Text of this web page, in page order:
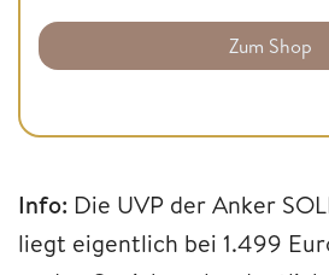
Zum Shop
Info: Die UVP der Anker
liegt eigentlich bei 1.499